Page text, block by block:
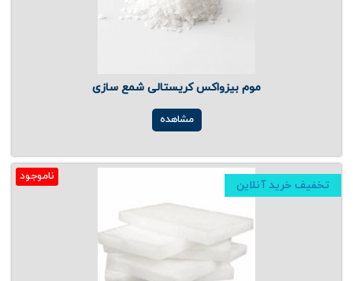
موم بیزواکس کریستالی شمع سازی
مشاهده
ناموجود
تخفیف خرید آنلاین